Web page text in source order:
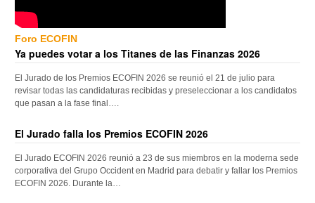
Foro ECOFIN
Ya puedes votar a los Titanes de las Finanzas 2026
El Jurado de los Premios ECOFIN 2026 se reunió el 21 de julio para
revisar todas las candidaturas recibidas y preseleccionar a los candidatos
que pasan a la fase final….
El Jurado falla los Premios ECOFIN 2026
El Jurado ECOFIN 2026 reunió a 23 de sus miembros en la moderna sede
corporativa del Grupo Occident en Madrid para debatir y fallar los Premios
ECOFIN 2026. Durante la…